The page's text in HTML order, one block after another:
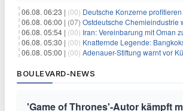
06.08. 06:23 | (00) Deutsche Konzerne profitieren von
06.08. 06:00 | (07) Ostdeutsche Chemieindustrie warnt
06.08. 05:54 | (00) Iran: Vereinbarung mit Oman zu
06.08. 05:30 | (00) Knatternde Legende: Bangkoks
06.08. 05:00 | (00) Adenauer-Stiftung warnt vor
BOULEVARD-NEWS
'Game of Thrones'-Autor kämpft